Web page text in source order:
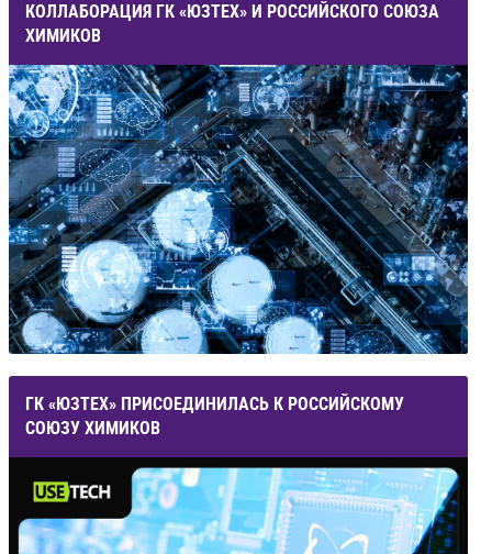
КОЛЛАБОРАЦИЯ ГК «ЮЗТЕХ» И РОССИЙСКОГО СОЮЗА
ХИМИКОВ
ГК «ЮЗТЕХ» ПРИСОЕДИНИЛАСЬ К РОССИЙСКОМУ
СОЮЗУ ХИМИКОВ